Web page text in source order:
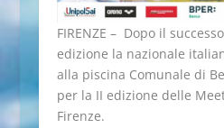
FIRENZE – Dopo il
edizione la nazionale
alla piscina Comunale di
per la II edizione delle
Firenze.